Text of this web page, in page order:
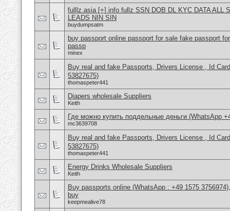
fulllz.asia [+] info fullz SSN DOB DL KYC DATA ALL
LEADS NIN SIN
buydumpsatm
buy passport online passport for sale fake passport
passp
minex
Buy real and fake Passports, Drivers License , Id
53827675)
thomaspeter441
Diapers wholesale Suppliers
Keith
Где можно купить поддельные деньги (WhatsApp
mc3639708
Buy real and fake Passports, Drivers License , Id
53827675)
thomaspeter441
Energy Drinks Wholesale Suppliers
Keith
Buy passports online (WhatsApp : +49 1575
buy
keepmealive78